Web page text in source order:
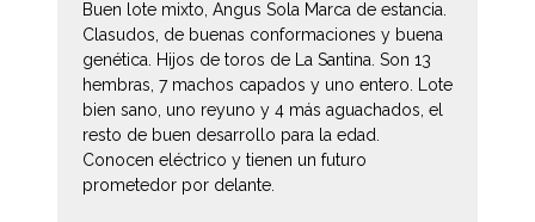
Buen lote mixto, Angus Sola Marca de estancia.
Clasudos, de buenas conformaciones y buena
genética. Hijos de toros de La Santina. Son 13
hembras, 7 machos capados y uno entero. Lote
bien sano, uno reyuno y 4 más aguachados, el
resto de buen desarrollo para la edad.
Conocen eléctrico y tienen un futuro
prometedor por delante.